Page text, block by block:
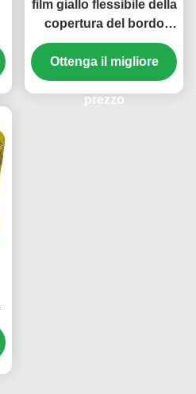
film giallo flessibile della
copertura del bordo
0.1mm del PWB 1oz
PWB della flessione di 1
strato
Ottenga il migliore
prezzo